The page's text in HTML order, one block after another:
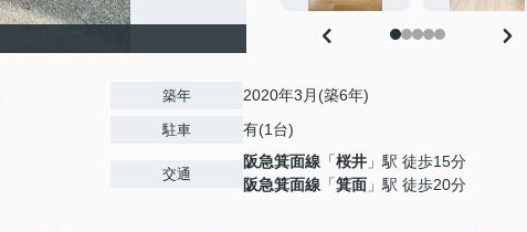
築年 2020年3月(築6年)
駐車 有(1台)
交通
阪急箕面線 「桜井 」駅 徒歩15分
阪急箕面線 「箕面 」駅 徒歩20分